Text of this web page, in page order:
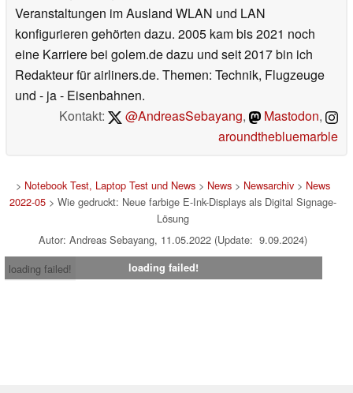
Veranstaltungen im Ausland WLAN und LAN
konfigurieren gehörten dazu. 2005 kam bis 2021 noch
eine Karriere bei golem.de dazu und seit 2017 bin ich
Redakteur für airliners.de. Themen: Technik, Flugzeuge
und - ja - Eisenbahnen.
Kontakt:
@AndreasSebayang, Mastodon,
aroundthebluemarble
> Notebook Test, Laptop Test und News> News> Newsarchiv> News
2022-05> Wie gedruckt: Neue farbige E-Ink-Displays als Digital Signage-
Lösung
Autor: Andreas Sebayang, 11.05.2022 (Update: 9.09.2024)
loading failed!
loading failed!